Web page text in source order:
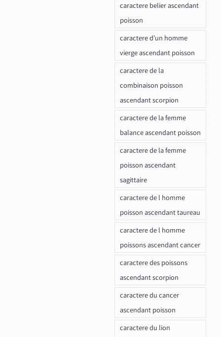
caractere belier ascendant
poisson
caractere d'un homme
vierge ascendant poisson
caractere de la
combinaison poisson
ascendant scorpion
caractere de la femme
balance ascendant poisson
caractere de la femme
poisson ascendant
sagittaire
caractere de l homme
poisson ascendant taureau
caractere de l homme
poissons ascendant cancer
caractere des poissons
ascendant scorpion
caractere du cancer
ascendant poisson
caractere du lion